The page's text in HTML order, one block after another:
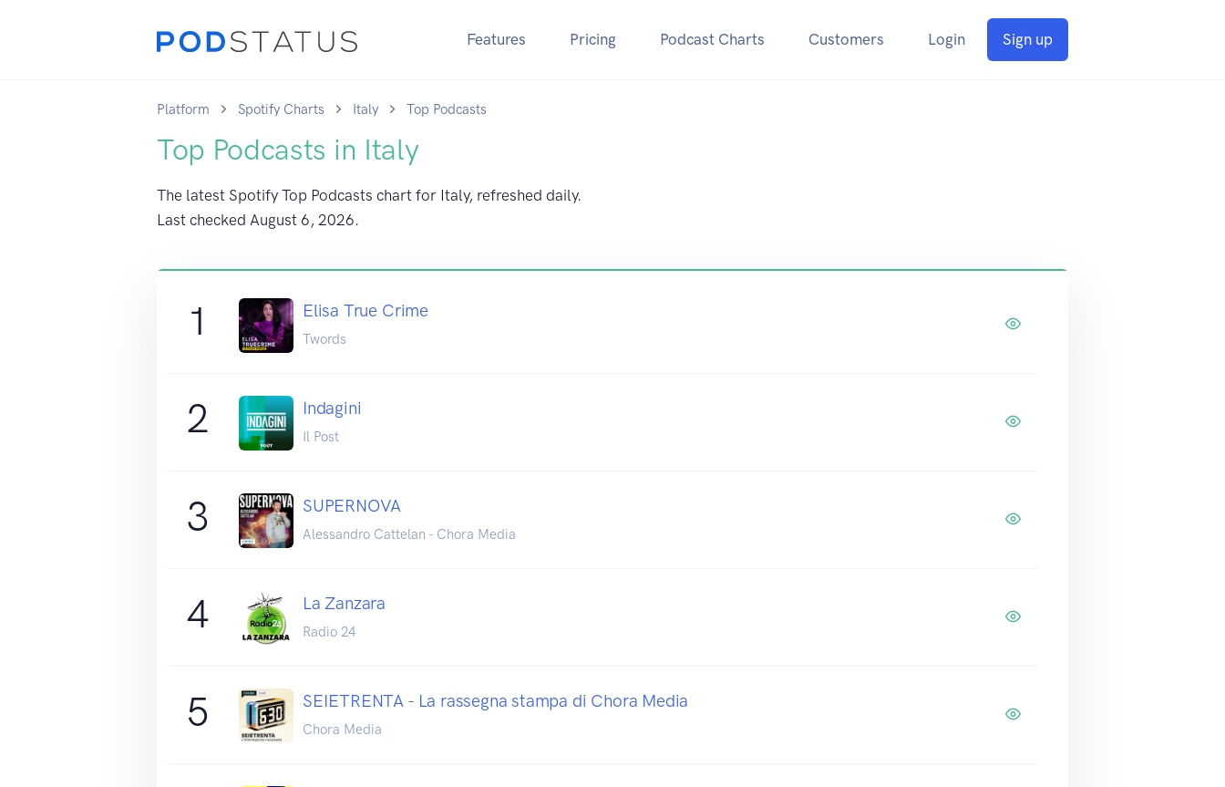
Features Pricing Podcast Charts Customers Login Sign up
Platform Spotify Charts Italy Top Podcasts
Top Podcasts in Italy
The latest Spotify Top Podcasts chart for Italy, refreshed daily.
Last checked August 6, 2026.
1 Elisa True Crime
Twords
2 Indagini
Il Post
3 SUPERNOVA
Alessandro Cattelan - Chora Media
4 La Zanzara
Radio 24
5 SEIETRENTA - La rassegna stampa di Chora Media
Chora Media